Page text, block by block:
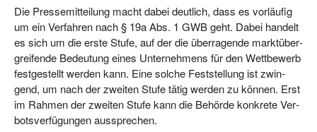
Die Pres­se­mit­tei­lung macht dabei deut­lich, dass es vor­läu­fig
um ein Ver­fah­ren nach § 19a Abs. 1 GWB geht. Dabei han­delt
es sich um die ers­te Stu­fe, auf der die über­ra­gen­de markt­über­
grei­fen­de Bedeu­tung eines Unter­neh­mens für den Wett­be­werb
fest­ge­stellt wer­den kann. Eine sol­che Fest­stel­lung ist zwin­
gend, um nach der zwei­ten Stu­fe tätig wer­den zu kön­nen. Erst
im Rah­men der zwei­ten Stu­fe kann die Behör­de kon­kre­te Ver­
bots­ver­fü­gun­gen aussprechen.